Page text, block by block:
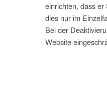
einrichten, dass
dies nur im
Bei der
Website